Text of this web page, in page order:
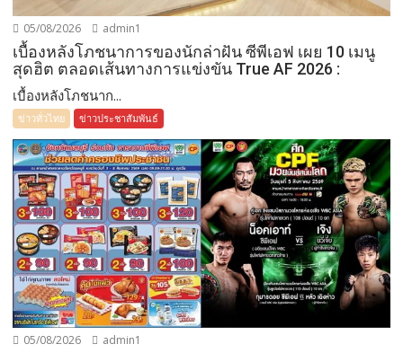
05/08/2026 admin1
เบื้องหลังโภชนาการของนักล่าฝัน ซีพีเอฟ เผย 10 เมนู
สุดฮิต ตลอดเส้นทางการแข่งขัน True AF 2026 :
เบื้องหลังโภชนาก...
ข่าวทั่วไทย ข่าวประชาสัมพันธ์
05/08/2026 admin1